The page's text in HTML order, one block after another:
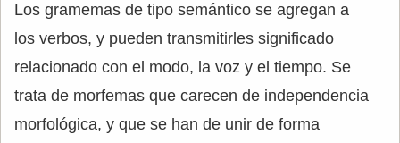
Los gramemas de tipo semántico se agregan a
los verbos, y pueden transmitirles significado
relacionado con el modo, la voz y el tiempo. Se
trata de morfemas que carecen de independencia
morfológica, y que se han de unir de forma